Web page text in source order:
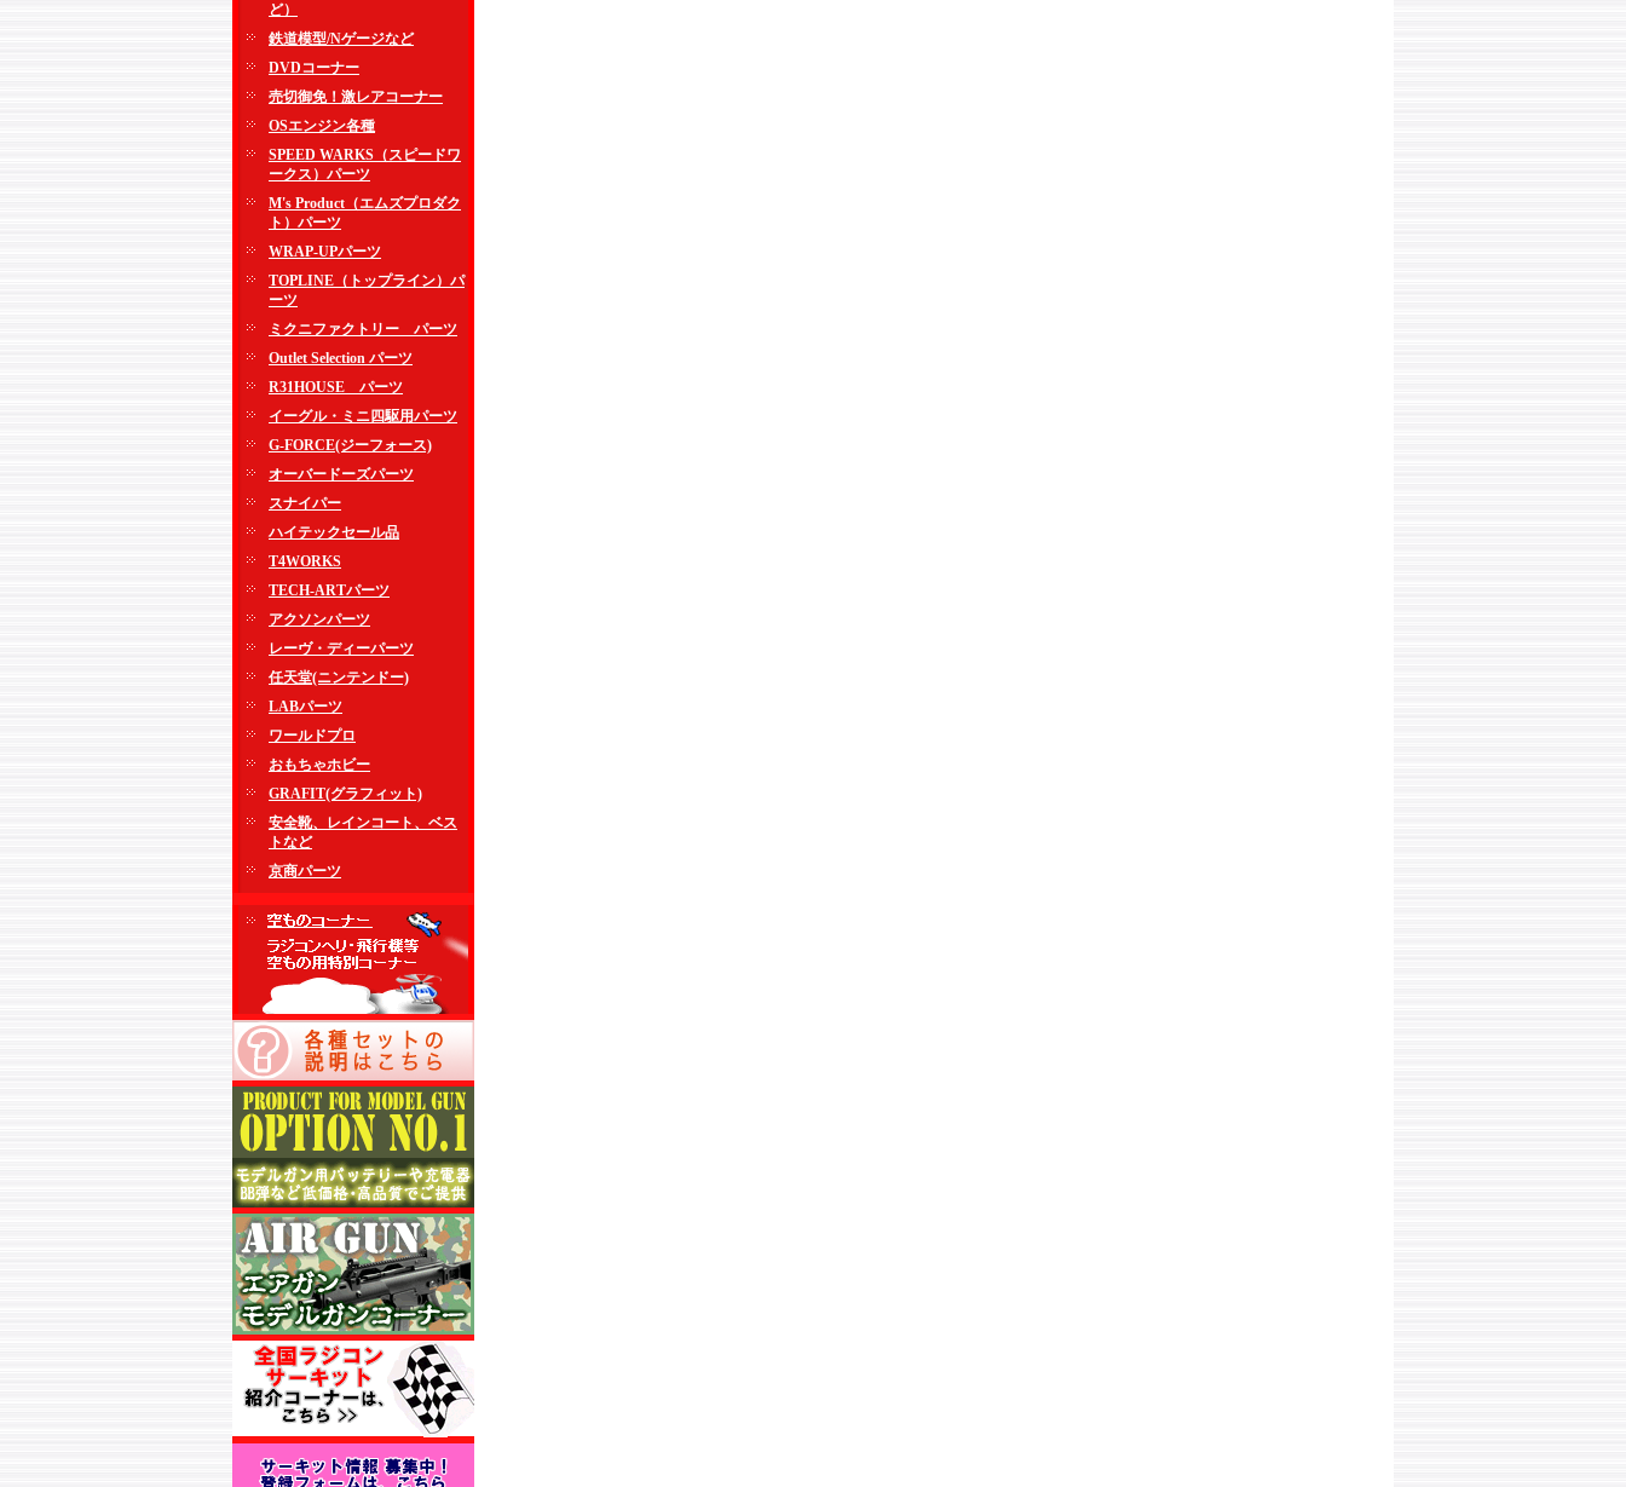
ど）
鉄道模型/Nゲージなど
DVDコーナー
売切御免！激レアコーナー
OSエンジン各種
SPEED WARKS（スピードワ
ークス）パーツ
M's Product（エムズプロダク
ト）パーツ
WRAP-UPパーツ
TOPLINE（トップライン）パ
ーツ
ミクニファクトリー パーツ
Outlet Selection パーツ
R31HOUSE パーツ
イーグル・ミニ四駆用パーツ
G-FORCE(ジーフォース)
オーバードーズパーツ
スナイパー
ハイテックセール品
T4WORKS
TECH-ARTパーツ
アクソンパーツ
レーヴ・ディーパーツ
任天堂(ニンテンドー)
LABパーツ
ワールドプロ
おもちゃホビー
GRAFIT(グラフィット)
安全靴、レインコート、ベス
トなど
京商パーツ